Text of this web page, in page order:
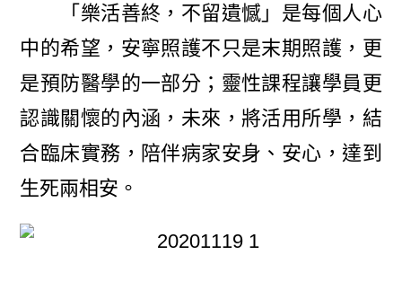
「樂活善終，不留遺憾」是每個人心
中的希望，安寧照護不只是末期照護，更
是預防醫學的一部分；靈性課程讓學員更
認識關懷的內涵，未來，將活用所學，結
合臨床實務，陪伴病家安身、安心，達到
生死兩相安。